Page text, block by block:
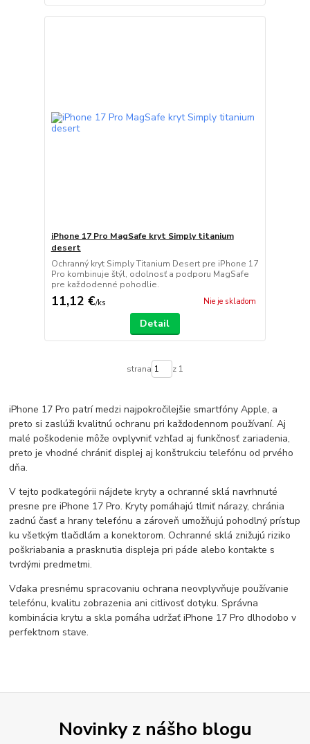
iPhone 17 Pro MagSafe kryt Simply titanium
desert
Ochranný kryt Simply Titanium Desert pre iPhone 17
Pro kombinuje štýl, odolnosť a podporu MagSafe
pre každodenné pohodlie.
11,12 €/ks Nie je skladom
Detail
strana z 1
iPhone 17 Pro patrí medzi najpokročilejšie smartfóny Apple, a
preto si zaslúži kvalitnú ochranu pri každodennom používaní. Aj
malé poškodenie môže ovplyvniť vzhľad aj funkčnosť zariadenia,
preto je vhodné chrániť displej aj konštrukciu telefónu od prvého
dňa.
V tejto podkategórii nájdete kryty a ochranné sklá navrhnuté
presne pre iPhone 17 Pro. Kryty pomáhajú tlmiť nárazy, chránia
zadnú časť a hrany telefónu a zároveň umožňujú pohodlný prístup
ku všetkým tlačidlám a konektorom. Ochranné sklá znižujú riziko
poškriabania a prasknutia displeja pri páde alebo kontakte s
tvrdými predmetmi.
Vďaka presnému spracovaniu ochrana neovplyvňuje používanie
telefónu, kvalitu zobrazenia ani citlivosť dotyku. Správna
kombinácia krytu a skla pomáha udržať iPhone 17 Pro dlhodobo v
perfektnom stave.
Novinky z nášho blogu